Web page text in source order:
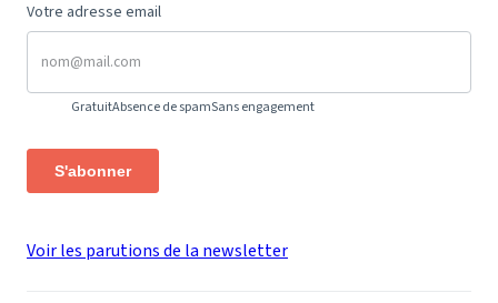
Votre adresse email
GratuitAbsence de spamSans engagement
S'abonner
Voir les parutions de la newsletter